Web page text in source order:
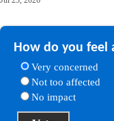
How do you feel
Very concerned
Not too affected
No impact